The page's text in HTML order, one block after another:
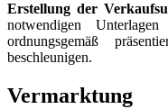
Erstellung der
notwendigen
ordnungsgemäß
beschleunigen.
Vermarktung